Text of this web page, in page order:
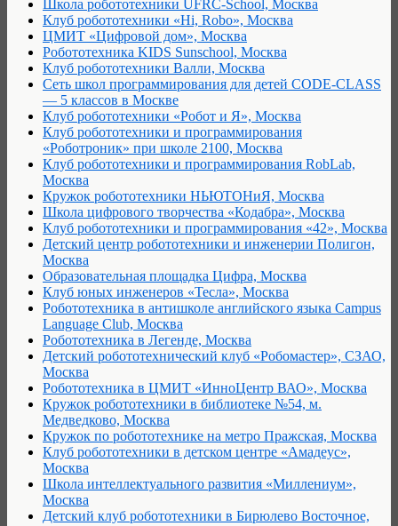
Школа робототехники UFRC-School, Москва
Клуб робототехники «Hi, Robo», Москва
ЦМИТ «Цифровой дом», Москва
Робототехника KIDS Sunschool, Москва
Клуб робототехники Валли, Москва
Сеть школ программирования для детей CODE-CLASS
— 5 классов в Москве
Клуб робототехники «Робот и Я», Москва
Клуб робототехники и программирования
«Роботроник» при школе 2100, Москва
Клуб робототехники и программирования RobLab,
Москва
Кружок робототехники НЬЮТОНиЯ, Москва
Школа цифрового творчества «Кодабра», Москва
Клуб робототехники и программирования «42», Москва
Детский центр робототехники и инженерии Полигон,
Москва
Образовательная площадка Цифра, Москва
Клуб юных инженеров «Тесла», Москва
Робототехника в антишколе английского языка Campus
Language Club, Москва
Робототехника в Легенде, Москва
Детский робототехнический клуб «Робомастер», СЗАО,
Москва
Робототехника в ЦМИТ «ИнноЦентр ВАО», Москва
Кружок робототехники в библиотеке №54, м.
Медведково, Москва
Кружок по робототехнике на метро Пражская, Москва
Клуб робототехники в детском центре «Амадеус»,
Москва
Школа интеллектуального развития «Миллениум»,
Москва
Детский клуб робототехники в Бирюлево Восточное,